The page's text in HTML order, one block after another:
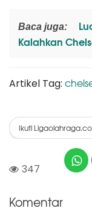
Baca juga:
Kalahkan
Artikel Tag:
Ikuti
347
Komentar